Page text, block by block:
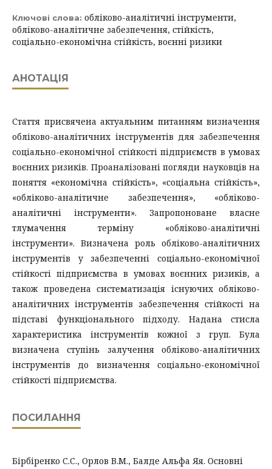
Ключові слова: обліково-аналітичні інструменти,
обліково-аналітичне забезпечення, стійкість,
соціально-економічна стійкість, воєнні ризики
АНОТАЦІЯ
Стаття присвячена актуальним питанням визначення
обліково-аналітичних інструментів для забезпечення
соціально-економічної стійкості підприємств в умовах
воєнних ризиків. Проаналізовані погляди науковців на
поняття «економічна стійкість», «соціальна стійкість»,
«обліково-аналітичне забезпечення», «обліково-
аналітичні інструменти». Запропоноване власне
тлумачення терміну «обліково-аналітичні
інструменти». Визначена роль обліково-аналітичних
інструментів у забезпеченні соціально-економічної
стійкості підприємства в умовах воєнних ризиків, а
також проведена систематизація існуючих обліково-
аналітичних інструментів забезпечення стійкості на
підставі функціонального підходу. Надана стисла
характеристика інструментів кожної з груп. Була
визначена ступінь залучення обліково-аналітичних
інструментів до визначення соціально-економічної
стійкості підприємства.
ПОСИЛАННЯ
Бірбіренко С.С., Орлов В.М., Балде Альфа Яя. Основні